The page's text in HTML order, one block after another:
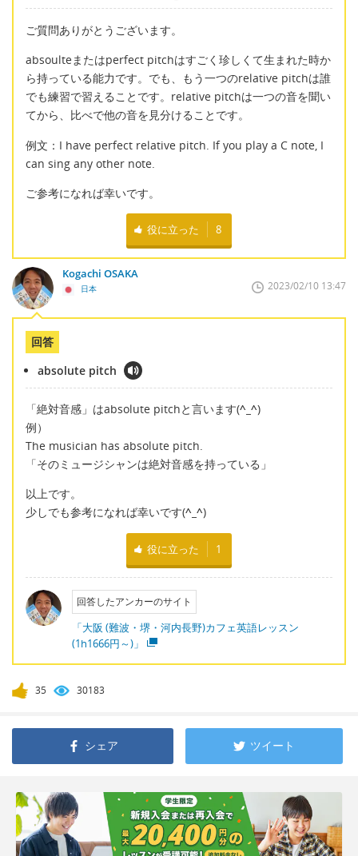
ご質問ありがとうございます。
absoulteまたはperfect pitchはすごく珍しくて生まれた時か
ら持っている能力です。でも、もう一つのrelative pitchは誰
でも練習で習えることです。relative pitchは一つの音を聞い
てから、比べで他の音を見分けることです。
例文：I have perfect relative pitch. If you play a C note, I
can sing any other note.
ご参考になれば幸いです。
役に立った 8
Kogachi OSAKA
日本 2023/02/10 13:47
回答
absolute pitch
「絶対音感」はabsolute pitchと言います(^_^)
例）
The musician has absolute pitch.
「そのミュージシャンは絶対音感を持っている」
以上です。
少しでも参考になれば幸いです(^_^)
役に立った 1
回答したアンカーのサイト
「大阪 (難波・堺・河内長野)カフェ英語レッスン
(1h1666円～)」
35 30183
シェア ツイート